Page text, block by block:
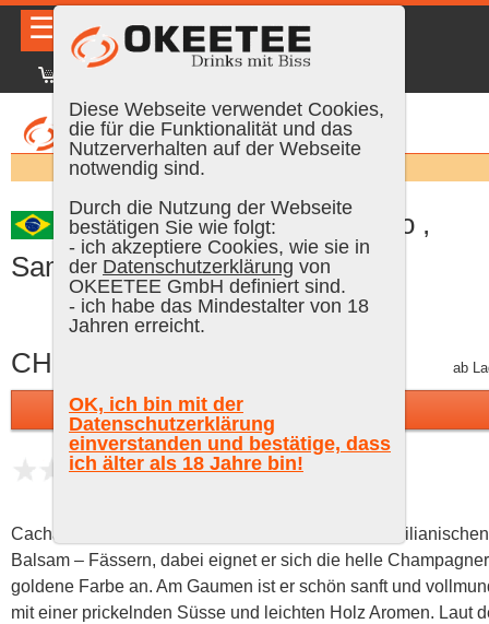
☰ DE FR EN|Anmelden
Suchen:
Delicana Cachaça Balsamo ,
Sampler, 10 cl, 42.5 % Vol.
CHF 7.90 ab
In den Warenkorb
noch keine Bewertungen
Cachaca Delicana Balsamo lagert 10 Jahre in brasilianischen
Balsam – Fässern, dabei eignet er sich die helle
goldene Farbe an. Am Gaumen ist er schön sanft und
mit einer prickelnden Süsse und leichten Holz Aromen. Laut
Diese Webseite verwendet Cookies,
die für die Funktionalität und das
Nutzerverhalten auf der Webseite
notwendig sind.
Durch die Nutzung der Webseite
bestätigen Sie wie folgt:
- ich akzeptiere Cookies, wie sie in
der Datenschutzerklärung von
OKEETEE GmbH definiert sind.
- ich habe das Mindestalter von 18
Jahren erreicht.
OK, ich bin mit der
Datenschutzerklärung
einverstanden und bestätige, dass
ich älter als 18 Jahre bin!